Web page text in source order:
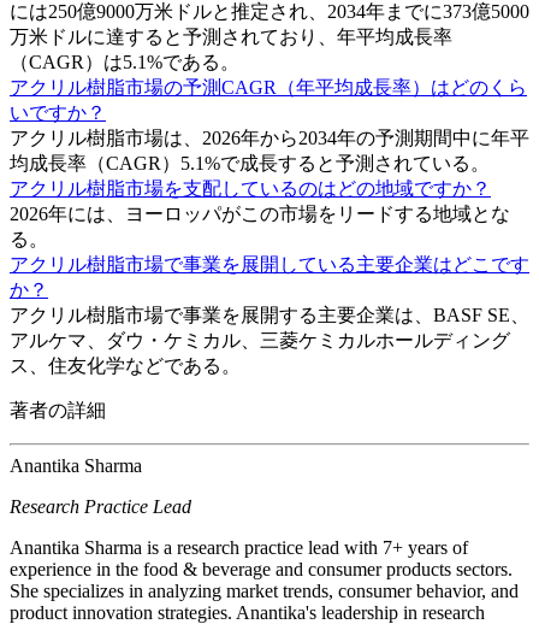
には250億9000万米ドルと推定され、2034年までに373億5000
万米ドルに達すると予測されており、年平均成長率
（CAGR）は5.1%である。
アクリル樹脂市場の予測CAGR（年平均成長率）はどのくら
いですか？
アクリル樹脂市場は、2026年から2034年の予測期間中に年平
均成長率（CAGR）5.1%で成長すると予測されている。
アクリル樹脂市場を支配しているのはどの地域ですか？
2026年には、ヨーロッパがこの市場をリードする地域とな
る。
アクリル樹脂市場で事業を展開している主要企業はどこです
か？
アクリル樹脂市場で事業を展開する主要企業は、BASF SE、
アルケマ、ダウ・ケミカル、三菱ケミカルホールディング
ス、住友化学などである。
著者の詳細
Anantika Sharma
Research Practice Lead
Anantika Sharma is a research practice lead with 7+ years of
experience in the food & beverage and consumer products sectors.
She specializes in analyzing market trends, consumer behavior, and
product innovation strategies. Anantika's leadership in research